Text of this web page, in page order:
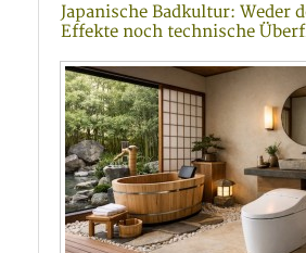
Japanische Badkultur: Weder
Effekte noch technische